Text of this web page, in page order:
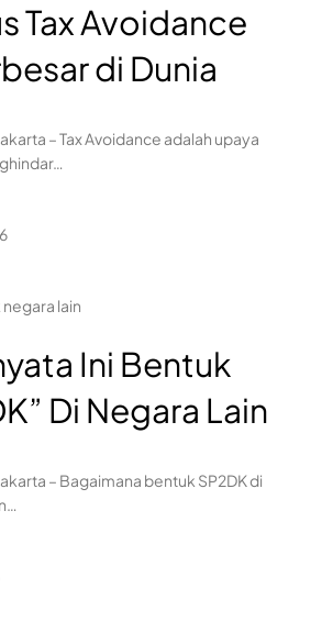
Tax Avoidance
di Dunia
– Tax Avoidance adalah upaya
Ini Bentuk
Di Negara Lain
– Bagaimana bentuk SP2DK di